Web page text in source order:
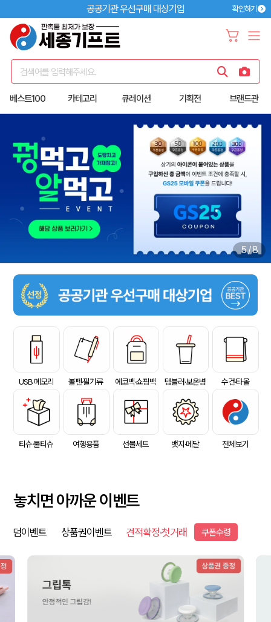
공공기관 우선구매 대상기업 확인하기
검색어를 입력해주세요.
베스트100 카테고리 큐레이션 기획전 브랜드관
5/8
USB 메모리 볼펜·필기류 에코백·쇼핑백 텀블러·보온병 수건·타올
티슈·물티슈 여행용품 선물세트 뱃지·메달 전체보기
놓치면 아까운 이벤트
덤이벤트 상품권이벤트 견적확정·첫거래 쿠폰수령